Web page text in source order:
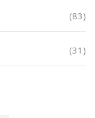
(83)
(31)